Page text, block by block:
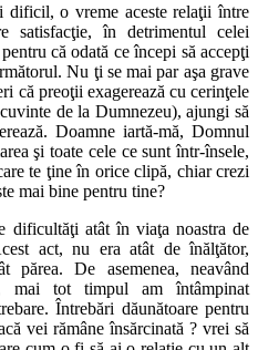
o vreme aceste relaţii între
satisfacţie, în detrimentul celei
că odată ce începi să accepţi
Nu ţi se mai par aşa grave
că preoţii exagerează cu cerinţele
de la Dumnezeu), ajungi să
Doamne iartă-mă, Domnul
şi toate cele ce sunt într-însele,
te ţine în orice clipă, chiar crezi
mai bine pentru tine?
dificultăţi atât în viaţa noastra de
act, nu era atât de înălţător,
părea. De asemenea, neavând
mai tot timpul am întâmpinat
Întrebări dăunătoare pentru
vei rămâne însărcinată ? vrei să